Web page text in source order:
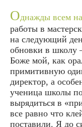
Однажды всем
работы в
на следующий
обновки в школу
Боже мой, как
примитивную
директор, а
ученица школы
вырядиться в
все равно что
поставили. Я до